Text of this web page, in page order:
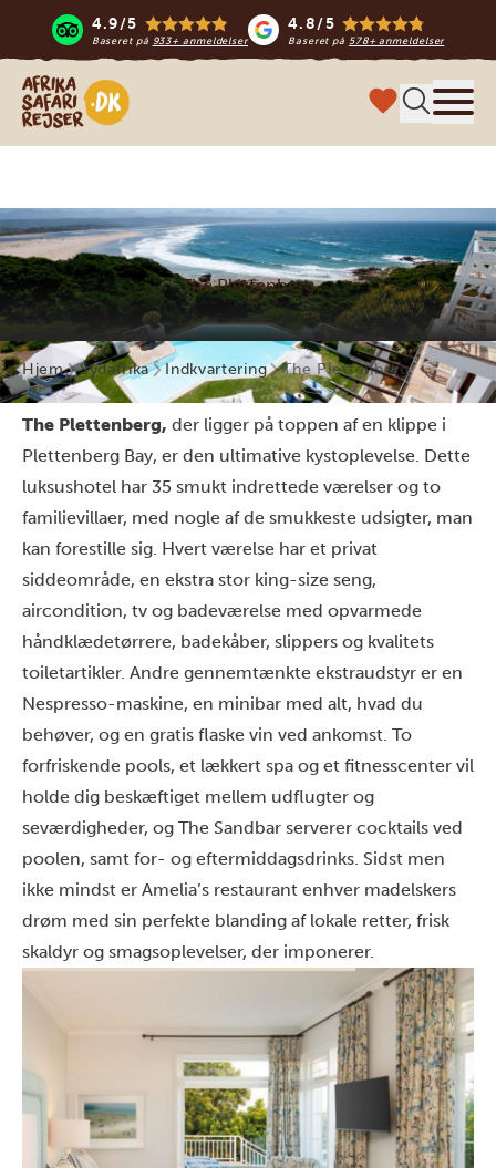
4.9/5
Baseret på 933+ anmeldelser
4.8/5
Baseret på 578+ anmeldelser
Safari-rejser i Afrika
The Plettenberg
Hjem Sydafrika Indkvartering The Plettenberg
The Plettenberg, der ligger på toppen af en klippe i
Plettenberg Bay, er den ultimative kystoplevelse. Dette
luksushotel har 35 smukt indrettede værelser og to
familievillaer, med nogle af de smukkeste udsigter, man
kan forestille sig. Hvert værelse har et privat
siddeområde, en ekstra stor king-size seng,
aircondition, tv og badeværelse med opvarmede
håndklædetørrere, badekåber, slippers og kvalitets
toiletartikler. Andre gennemtænkte ekstraudstyr er en
Nespresso-maskine, en minibar med alt, hvad du
behøver, og en gratis flaske vin ved ankomst. To
forfriskende pools, et lækkert spa og et fitnesscenter vil
holde dig beskæftiget mellem udflugter og
seværdigheder, og The Sandbar serverer cocktails ved
poolen, samt for- og eftermiddagsdrinks. Sidst men
ikke mindst er Amelia’s restaurant enhver madelskers
drøm med sin perfekte blanding af lokale retter, frisk
skaldyr og smagsoplevelser, der imponerer.